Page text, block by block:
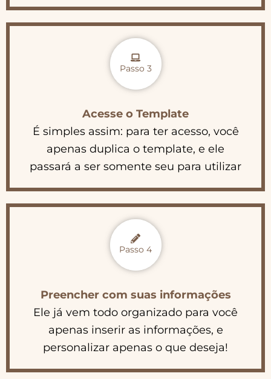
Passo 3
Acesse o Template
É simples assim: para ter acesso, você
apenas duplica o template, e ele
passará a ser somente seu para utilizar
Passo 4
Preencher com suas informações
Ele já vem todo organizado para você
apenas inserir as informações, e
personalizar apenas o que deseja!